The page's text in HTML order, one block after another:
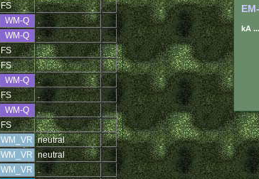
FS
.
WM-Q
.
WM-Q
.
FS
.
FS
.
WM-Q
.
FS
.
WM-Q
.
FS
.
WM_VR neutral
WM_VR neutral
WM_VR .
kA